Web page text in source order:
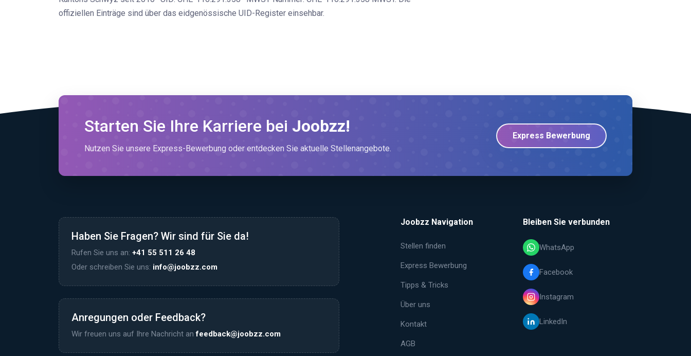
offiziellen Einträge sind über das eidgenössische UID-Register einsehbar.
Starten Sie Ihre Karriere bei Joobzz!
Nutzen Sie unsere Express-Bewerbung oder entdecken Sie aktuelle Stellenangebote.
Express Bewerbung
Haben Sie Fragen? Wir sind für Sie da!
Rufen Sie uns an: +41 55 511 26 48
Oder schreiben Sie uns: info@joobzz.com
Anregungen oder Feedback?
Wir freuen uns auf Ihre Nachricht anfeedback@joobzz.com
Joobzz Navigation
Stellen finden
Express Bewerbung
Tipps & Tricks
Über uns
Kontakt
AGB
Bleiben Sie verbunden
WhatsApp
Facebook
Instagram
LinkedIn